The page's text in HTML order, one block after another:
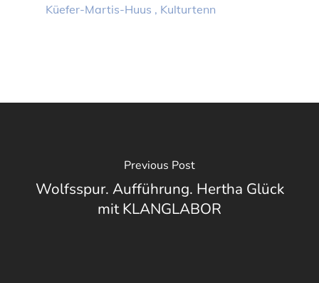
Küefer-Martis-Huus , Kulturtenn
Previous Post
Wolfsspur. Aufführung. Hertha Glück
mit KLANGLABOR